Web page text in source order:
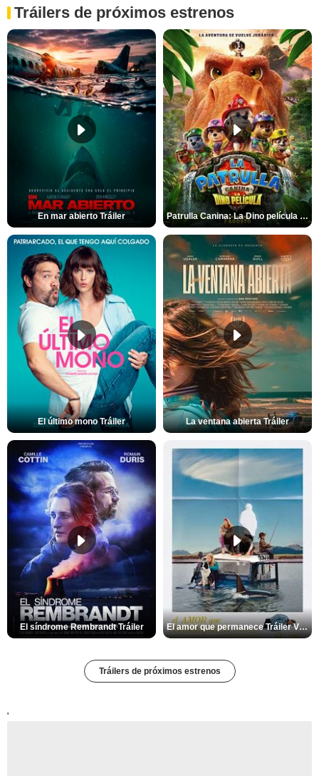
Tráilers de próximos estrenos
En mar abierto Tráiler Patrulla Canina: La Dino película Tráiler VO
El último mono Tráiler La ventana abierta Tráiler
El síndrome Rembrandt Tráiler El amor que permanece Tráiler VOSE
Tráilers de próximos estrenos
'